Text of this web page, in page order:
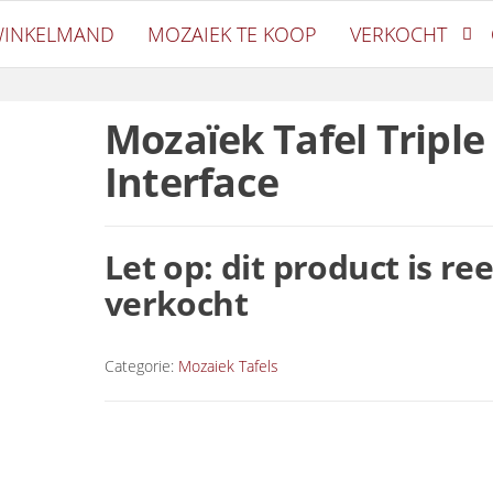
MOZAIEK TE KOOP VERKOCHT
Mozaïek Tafel Triple
Interface
Let op: dit product is
verkocht
Categorie: Mozaiek Tafels